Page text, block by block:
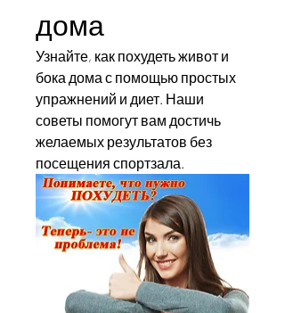
дома
Узнайте, как похудеть живот и
бока дома с помощью простых
упражнений и диет. Наши
советы помогут вам достичь
желаемых результатов без
посещения спортзала.